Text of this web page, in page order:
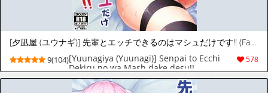
[夕凪屋 (ユウナギ)] 先輩とエッチできるのはマシュだけです!! (Fate/Grand Order) [中国翻訳] [DL版]
578
9(104)[Yuunagiya (Yuunagi)] Senpai to Ecchi
Dekiru no wa Mash dake desu!!
(Fate/Grand Order) [Chinese] [無邪気漢化
組] [Digital]